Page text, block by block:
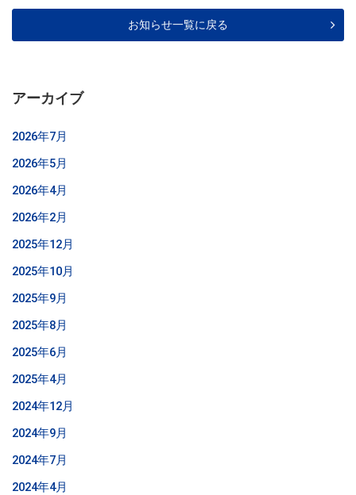
お知らせ一覧に戻る
アーカイブ
2026年7月
2026年5月
2026年4月
2026年2月
2025年12月
2025年10月
2025年9月
2025年8月
2025年6月
2025年4月
2024年12月
2024年9月
2024年7月
2024年4月